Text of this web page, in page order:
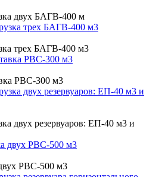
двух БАГВ-400 м
трех БАГВ-400 м3
РВС-300 м3
двух резервуаров: ЕП-40 м3 и
РВС-500 м3